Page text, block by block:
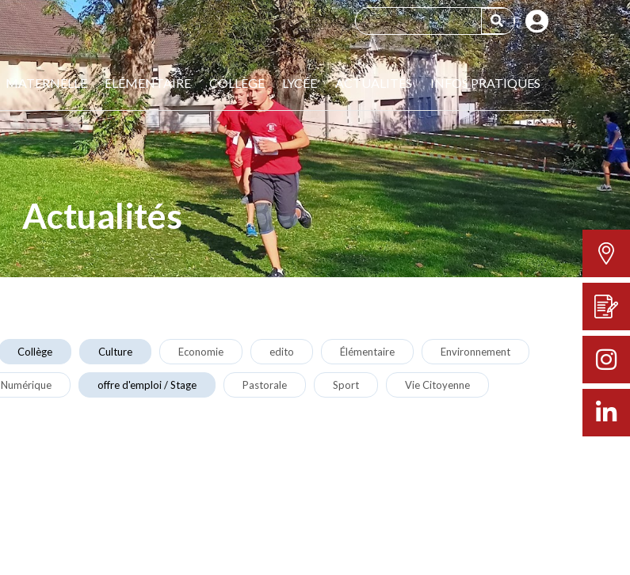
MATERNELLE ELÉMENTAIRE COLLÈGE LYCÉE ACTUALITÉS INFOS PRATIQUES
Actualités
Collège Culture Economie edito Élémentaire Environnement
Numérique offre d'emploi / Stage Pastorale Sport Vie Citoyenne